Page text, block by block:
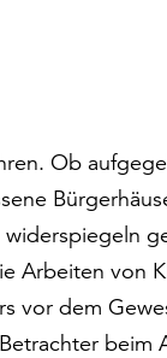
Ob
Arbeiten von
vor dem
beim